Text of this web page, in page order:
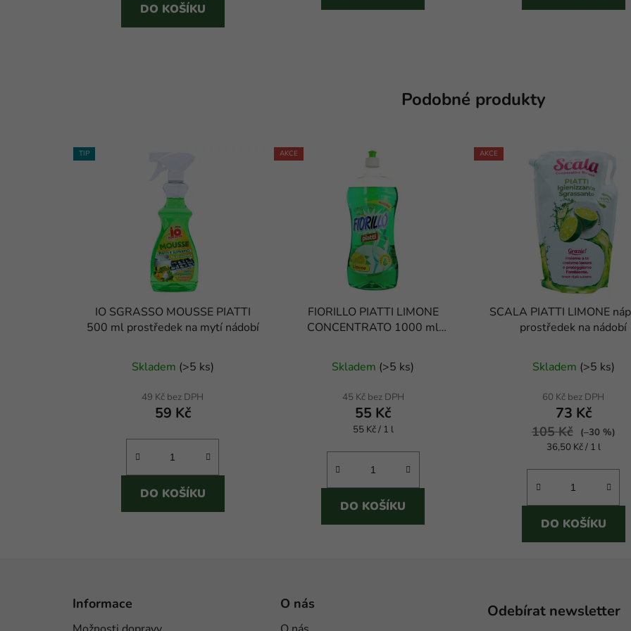
DO KOŠÍKU
Podobné produkty
TIP
IO SGRASSO MOUSSE PIATTI
500 ml prostředek na mytí nádobí
hodnocení
produktu
je
z
hvězdiček.
Skladem (>5 ks)
49 Kč bez DPH
59 Kč
DO KOŠÍKU
AKCE
FIORILLO PIATTI LIMONE
CONCENTRATO 1000 ml
Skladem (>5 ks)
45 Kč bez DPH
55 Kč
Měrná
55 Kč / 1 l
DO KOŠÍKU
AKCE
SCALA PIATTI LIMONE
prostředek na nádobí
hodnocení
produktu
je
5,0
z
5
hvězdiček.
Skladem (>5 ks)
60 Kč bez DPH
73 Kč
105 Kč
(–30 %)
Měrná
36,50 Kč / 1 l
DO KOŠÍKU
Informace O nás Odebírat newsletter